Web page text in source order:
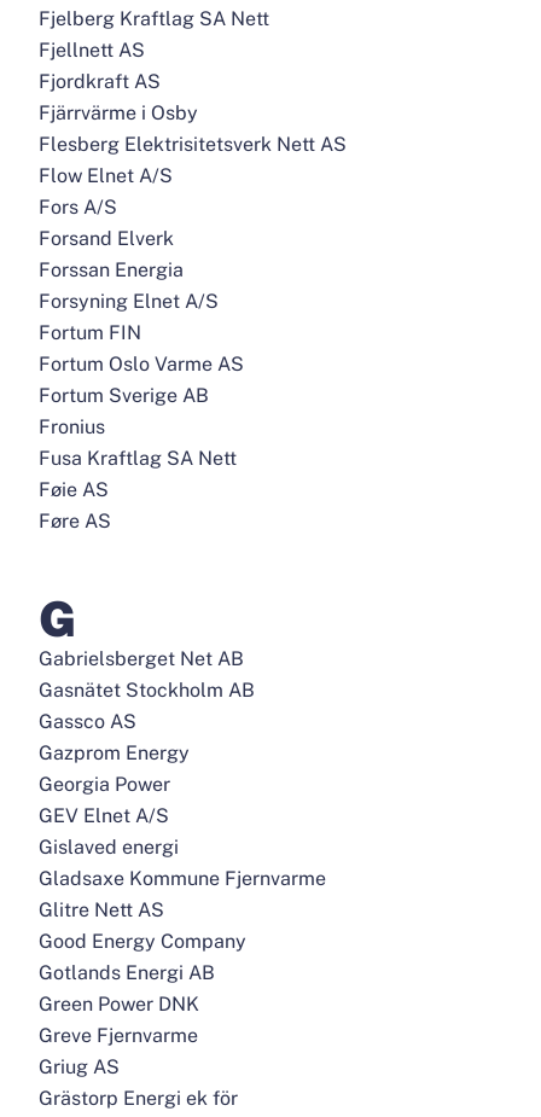
Fjelberg Kraftlag SA Nett
Fjellnett AS
Fjordkraft AS
Fjärrvärme i Osby
Flesberg Elektrisitetsverk Nett AS
Flow Elnet A/S
Fors A/S
Forsand Elverk
Forssan Energia
Forsyning Elnet A/S
Fortum FIN
Fortum Oslo Varme AS
Fortum Sverige AB
Fronius
Fusa Kraftlag SA Nett
Føie AS
Føre AS
G
Gabrielsberget Net AB
Gasnätet Stockholm AB
Gassco AS
Gazprom Energy
Georgia Power
GEV Elnet A/S
Gislaved energi
Gladsaxe Kommune Fjernvarme
Glitre Nett AS
Good Energy Company
Gotlands Energi AB
Green Power DNK
Greve Fjernvarme
Griug AS
Grästorp Energi ek för